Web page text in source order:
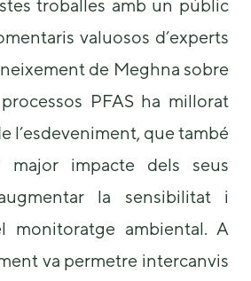
troballes amb un públic
valuosos d’experts
de Meghna sobre
PFAS ha millorat
l’esdeveniment, que també
major impacte dels seus
la sensibilitat i
monitoratge ambiental. A
va permetre intercanvis